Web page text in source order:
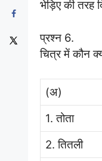
भेड़िए की तरह
प्रश्न 6.
चित्र में कौन
(अ)
1. तोता
2. तितली